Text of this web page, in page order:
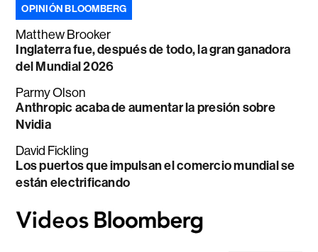
OPINIÓN BLOOMBERG
Matthew Brooker
Inglaterra fue, después de todo, la gran ganadora
del Mundial 2026
Parmy Olson
Anthropic acaba de aumentar la presión sobre
Nvidia
David Fickling
Los puertos que impulsan el comercio mundial se
están electrificando